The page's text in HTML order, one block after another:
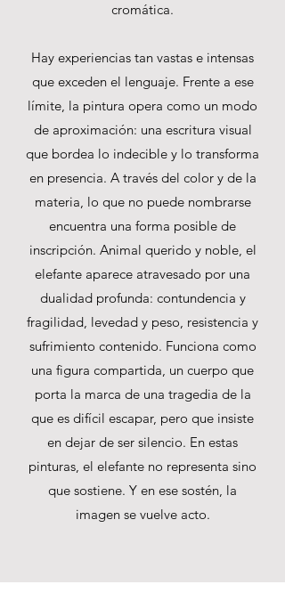
cromática.
Hay experiencias tan vastas e intensas
que exceden el lenguaje. Frente a ese
límite, la pintura opera como un modo
de aproximación: una escritura visual
que bordea lo indecible y lo transforma
en presencia. A través del color y de la
materia, lo que no puede nombrarse
encuentra una forma posible de
inscripción. Animal querido y noble, el
elefante aparece atravesado por una
dualidad profunda: contundencia y
fragilidad, levedad y peso, resistencia y
sufrimiento contenido. Funciona como
una figura compartida, un cuerpo que
porta la marca de una tragedia de la
que es difícil escapar, pero que insiste
en dejar de ser silencio. En estas
pinturas, el elefante no representa sino
que sostiene. Y en ese sostén, la
imagen se vuelve acto.